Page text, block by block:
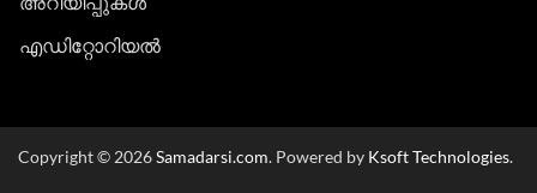
എഡിറ്റോറിയല്‍
Copyright © 2026Samadarsi.com. Powered by Ksoft Technologies.